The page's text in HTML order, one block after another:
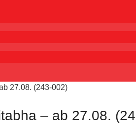
27.08. (243-002)
– ab 27.08.